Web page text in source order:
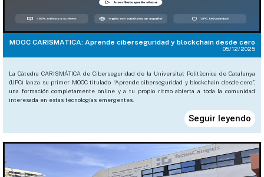
MOOC CARISMATICA: Aprende ciberseguridad y blockchain desde cero
05/12/2025
La Cátedra CARISMÁTICA de Ciberseguridad de la Universitat Politècnica de Catalunya
(UPC) lanza su primer MOOC titulado “Aprende ciberseguridad y blockchain desde cero”,
una formación completamente online y a tu propio ritmo abierta a toda la comunidad
interesada en estas tecnologías emergentes.
Seguir leyendo